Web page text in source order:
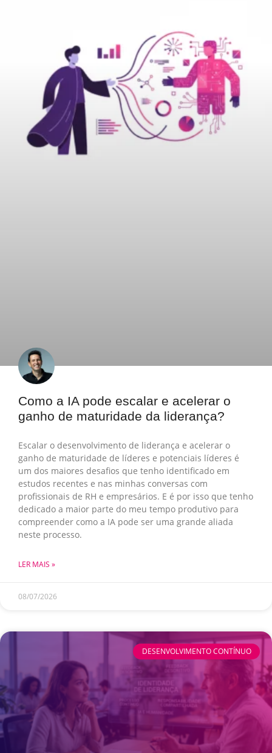
Como a IA pode escalar e acelerar o
ganho de maturidade da liderança?
Escalar o desenvolvimento de liderança e acelerar o
ganho de maturidade de líderes e potenciais líderes é
um dos maiores desafios que tenho identificado em
estudos recentes e nas minhas conversas com
profissionais de RH e empresários. E é por isso que tenho
dedicado a maior parte do meu tempo produtivo para
compreender como a IA pode ser uma grande aliada
neste processo.
LER MAIS »
08/07/2026
DESENVOLVIMENTO CONTÍNUO